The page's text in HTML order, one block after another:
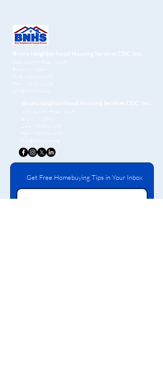
Bronx Neighborhood Housing Services CDC, Inc.
1451 Gun Hill Road
, 2nd Fl
Bronx, NY 10469
Zyra:
718-881-1180
Faksi:
718-881-1190
info@bronxnhs.org
Bronx Neighborhood Housing Services CDC, Inc.
1451 Gun Hill Road
, 2nd Fl
Bronx, NY 10469
Zyra:
718-881-1180
Faksi:
718-881-1190
info@bronxnhs.org
Get Free Homebuying Tips in Your Inbox